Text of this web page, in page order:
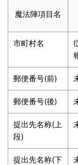
魔法陣項目名
市町村名
郵便番号(前)
郵便番号(後)
提出先名称(上
段)
提出先名称(下